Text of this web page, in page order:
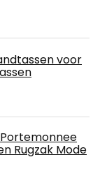
voor
Portemonnee
Rugzak Mode